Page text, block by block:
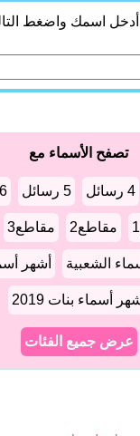
أدخل اسمك واضغط
تصفح الأسماء مع
4 رسائل 5 رسائل 6 رسائل
مقاطع2 مقاطع3
الشعبية أشهر
أسماء بنات 2019
عرض جميع الفئات